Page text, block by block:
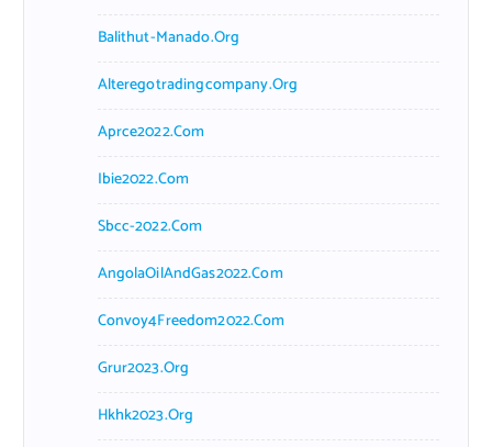
Balithut-Manado.org
Alteregotradingcompany.org
Aprce2022.com
Ibie2022.com
Sbcc-2022.com
AngolaOilAndGas2022.com
Convoy4Freedom2022.com
Grur2023.org
Hkhk2023.org